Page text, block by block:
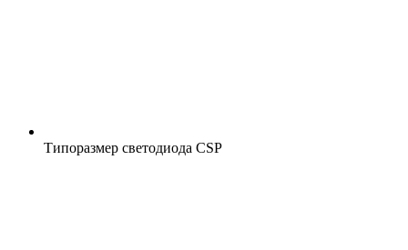
Типоразмер светодиода CSP